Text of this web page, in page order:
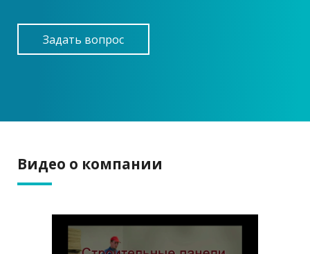
Задать вопрос
Видео о компании